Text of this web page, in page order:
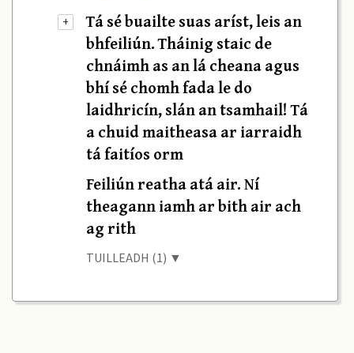
+
Tá sé buailte suas aríst, leis an
bhfeiliún. Tháinig staic de
chnáimh as an lá cheana agus
bhí sé chomh fada le do
laidhricín, slán an tsamhail! Tá
a chuid maitheasa ar iarraidh
tá faitíos orm
Feiliún reatha atá air. Ní
theagann iamh ar bith air ach
ag rith
TUILLEADH (1) ▼